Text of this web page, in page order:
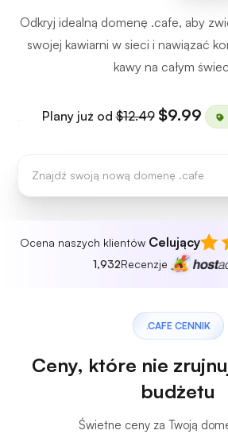
Odkryj idealną domenę .cafe, aby
swojej kawiarni w sieci i nawiązać
kawy na całym
Plany już od$12.49 $9.99
Ocena naszych klientów Celujący
1,932Recenzje
.CAFE CENNIK
Ceny, które nie
budżetu
Świetne ceny za Twoją